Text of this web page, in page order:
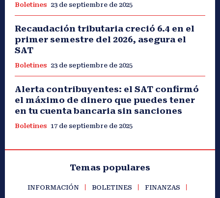
Boletines 23 de septiembre de 2025
Recaudación tributaria creció 6.4 en el
primer semestre del 2026, asegura el
SAT
Boletines 23 de septiembre de 2025
Alerta contribuyentes: el SAT confirmó
el máximo de dinero que puedes tener
en tu cuenta bancaria sin sanciones
Boletines 17 de septiembre de 2025
Temas populares
INFORMACIÓN BOLETINES FINANZAS